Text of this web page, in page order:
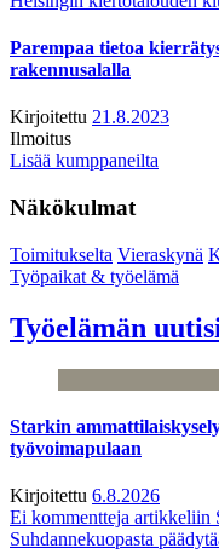
Parempaa tietoa
rakennusalalla
Kirjoitettu 21.8.2023
Ilmoitus
Lisää kumppaneilta
Näkökulmat
Toimitukselta Vieraskynä
Työpaikat & työelämä
Työelämän
Starkin
työvoimapulaan
Kirjoitettu 6.8.2026
Ei kommentteja artikkeliin
Suhdannekuopasta